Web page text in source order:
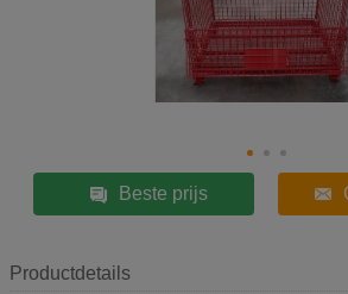
Beste prijs
Productdetails